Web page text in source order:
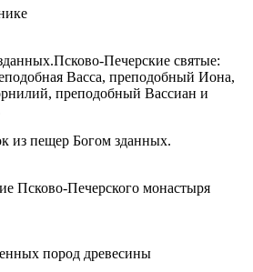
Печерские святые:
Васса, преподобный Иона,
преподобный Вассиан и
из пещер Богом зданных.
Псково-Печерского монастыря
пород древесины